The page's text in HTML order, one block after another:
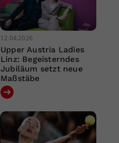
12.04.2026
Upper Austria Ladies
Linz: Begeisterndes
Jubiläum setzt neue
Maßstäbe